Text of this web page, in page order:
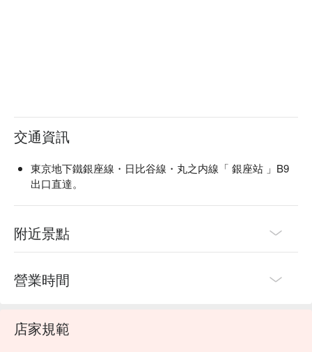
交通資訊
東京地下鐵銀座線・日比谷線・丸之内線「 銀座站 」B9
出口直達。
附近景點
營業時間
店家規範